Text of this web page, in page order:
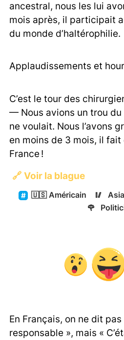
ancestral, nous les lui
mois après, il participait
du monde d’haltérophilie.
Applaudissements et
C’est le tour des
— Nous avions un trou
ne voulait. Nous l’avons
en moins de 3 mois, il
France !
🔗 Voir la blague
🇺🇸 Américain 🥢
🌹
En Français, on ne dit pas
responsable », mais «